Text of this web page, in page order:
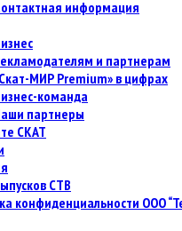
информация
и партнерам
МИР Premium» в цифрах
команда
партнеры
СКАТ
СТВ
конфиденциальности ООО